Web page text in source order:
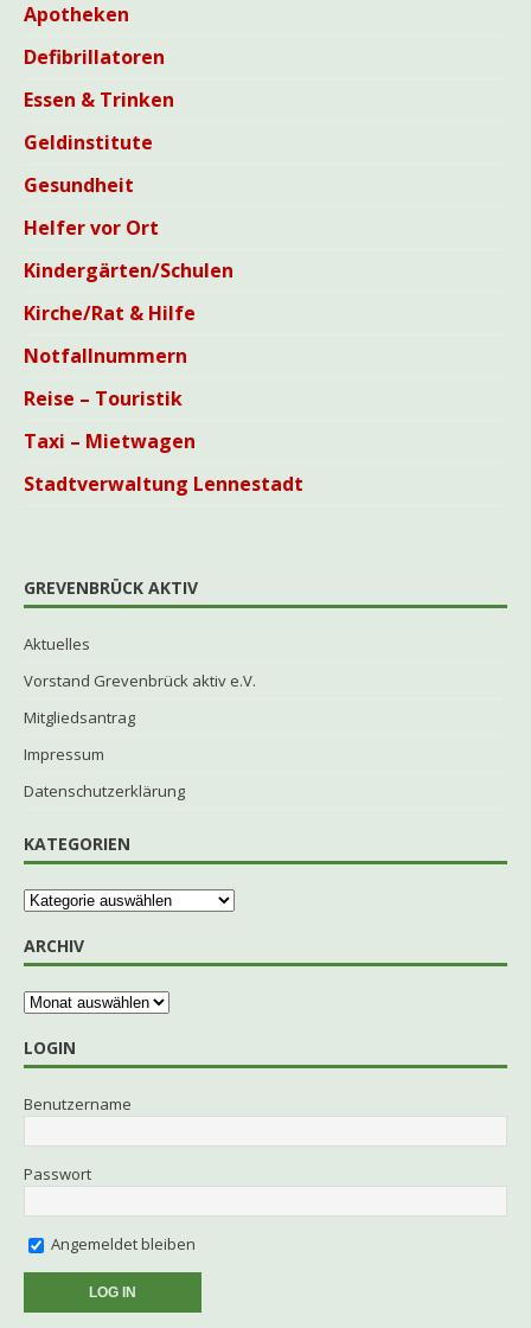
Apotheken
Defibrillatoren
Essen & Trinken
Geldinstitute
Gesundheit
Helfer vor Ort
Kindergärten/Schulen
Kirche/Rat & Hilfe
Notfallnummern
Reise – Touristik
Taxi – Mietwagen
Stadtverwaltung Lennestadt
GREVENBRÜCK AKTIV
Aktuelles
Vorstand Grevenbrück aktiv e.V.
Mitgliedsantrag
Impressum
Datenschutzerklärung
KATEGORIEN
ARCHIV
LOGIN
Benutzername
Passwort
Angemeldet bleiben